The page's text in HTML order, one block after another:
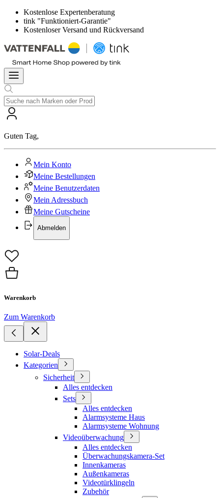
Kostenlose Expertenberatung
tink "Funktioniert-Garantie"
Kostenloser Versand und Rückversand
Guten Tag,
Mein Konto
Meine Bestellungen
Meine Benutzerdaten
Mein Adressbuch
Meine Gutscheine
Abmelden
Warenkorb
Zum Warenkorb
Solar-Deals
Kategorien
Sicherheit
Alles entdecken
Sets
Alles entdecken
Alarmsysteme Haus
Alarmsysteme Wohnung
Videoüberwachung
Alles entdecken
Überwachungskamera-Set
Innenkameras
Außenkameras
Videotürklingeln
Zubehör